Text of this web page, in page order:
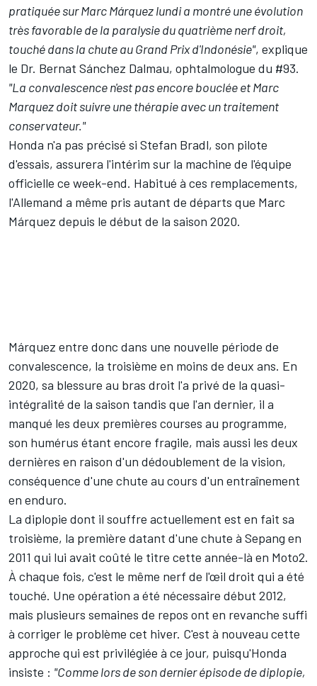
pratiquée sur Marc Márquez lundi a montré une évolution
très favorable de la paralysie du quatrième nerf droit,
touché dans la chute au Grand Prix d'Indonésie", explique
le Dr. Bernat Sánchez Dalmau, ophtalmologue du #93.
"La convalescence n'est pas encore bouclée et Marc
Marquez doit suivre une thérapie avec un traitement
conservateur."
Honda n'a pas précisé si Stefan Bradl, son pilote
d'essais, assurera l'intérim sur la machine de l'équipe
officielle ce week-end. Habitué à ces remplacements,
l'Allemand a même pris autant de départs que Marc
Márquez depuis le début de la saison 2020.
Márquez entre donc dans une nouvelle période de
convalescence, la troisième en moins de deux ans. En
2020, sa blessure au bras droit l'a privé de la quasi-
intégralité de la saison tandis que l'an dernier, il a
manqué les deux premières courses au programme,
son humérus étant encore fragile, mais aussi les deux
dernières en raison d'un dédoublement de la vision,
conséquence d'une chute au cours d'un entraînement
en enduro.
La diplopie dont il souffre actuellement est en fait sa
troisième, la première datant d'une chute à Sepang en
2011 qui lui avait coûté le titre cette année-là en Moto2.
À chaque fois, c'est le même nerf de l'œil droit qui a été
touché. Une opération a été nécessaire début 2012,
mais plusieurs semaines de repos ont en revanche suffi
à corriger le problème cet hiver. C'est à nouveau cette
approche qui est privilégiée à ce jour, puisqu'Honda
insiste : "Comme lors de son dernier épisode de diplopie,